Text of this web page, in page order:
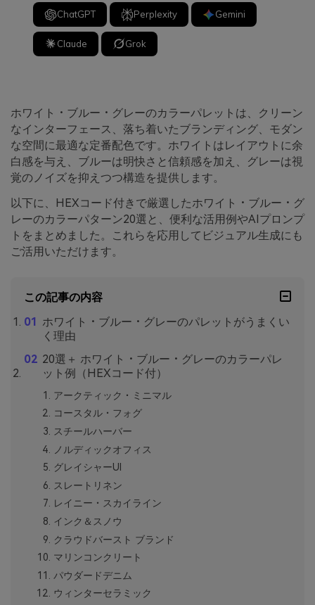
ChatGPT Perplexity Gemini
Claude Grok
ホワイト・ブルー・グレーのカラーパレットは、クリーン
なインターフェース、落ち着いたブランディング、モダン
な空間に最適な定番配色です。ホワイトはレイアウトに余
白感を与え、ブルーは明快さと信頼感を加え、グレーは視
覚のノイズを抑えつつ構造を提供します。
以下に、HEXコード付きで厳選したホワイト・ブルー・グ
レーのカラーパターン20選と、便利な活用例やAIプロンプ
トをまとめました。これらを応用してビジュアル生成にも
ご活用いただけます。
この記事の内容
ホワイト・ブルー・グレーのパレットがうまくい
く理由
20選＋ ホワイト・ブルー・グレーのカラーパレ
ット例（HEXコード付）
アークティック・ミニマル
コースタル・フォグ
スチールハーバー
ノルディックオフィス
グレイシャーUI
スレートリネン
レイニー・スカイライン
インク＆スノウ
クラウドバースト ブランド
マリンコンクリート
パウダードデニム
ウィンターセラミック